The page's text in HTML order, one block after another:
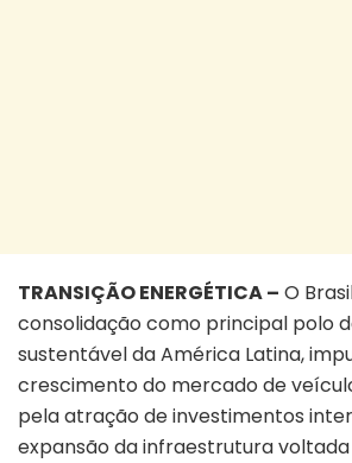
TRANSIÇÃO ENERGÉTICA – O
consolidação como principal polo
sustentável da América Latina,
crescimento do mercado de
pela atração de investimentos
expansão da infraestrutura